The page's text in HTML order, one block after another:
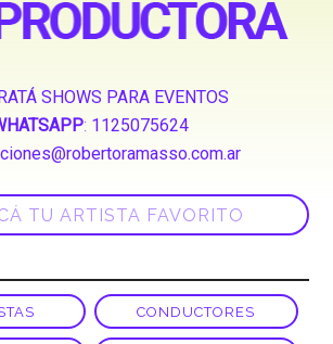
SHOWS PARA EVENTOS
: 1125075624
CONDUCTORES